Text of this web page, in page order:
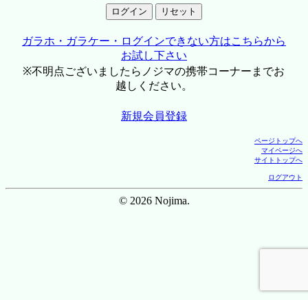
ガラホ・ガラケー・ログインできない方はこちらから
お試し下さい
※不明点ございましたらノジマの携帯コーナーまでお
越しください。
新規会員登録
ページトップへ
マイページへ
サイトトップへ
ログアウト
© 2026 Nojima.